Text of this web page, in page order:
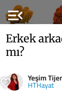
menu_open
Erkek
mı?
Yeşim
HTHayat